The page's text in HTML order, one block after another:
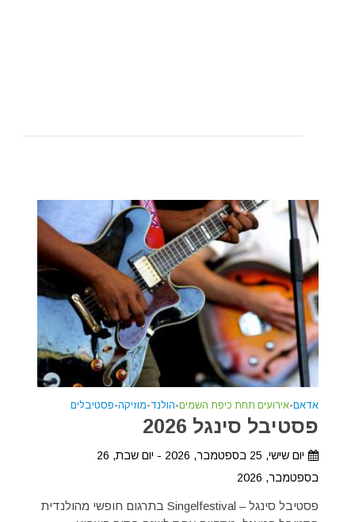
אדאם•אירועים תחת כיפת השמים•הולנד•מוזיקה•פסטיבלים
פסטיבל סינגל 2026
יום שישי, 25 בספטמבר, 2026 - יום שבת, 26
בספטמבר, 2026
פסטיבל סינגל – Singelfestival בתרגום חופשי מהולנדית